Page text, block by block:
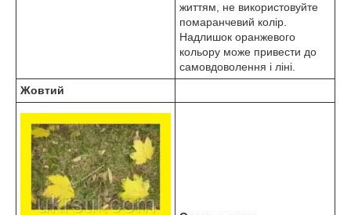
життям, не використовуйте
помаранчевий колір.
Надлишок оранжевого
кольору може привести до
самовдоволення і ліні.
Жовтий